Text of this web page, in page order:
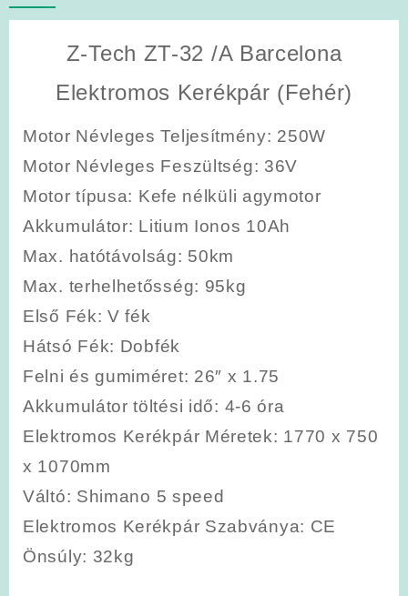
Z-Tech ZT-32 /A Barcelona
Elektromos Kerékpár (Fehér)
Motor Névleges Teljesítmény: 250W
Motor Névleges Feszültség: 36V
Motor típusa: Kefe nélküli agymotor
Akkumulátor: Litium Ionos 10Ah
Max. hatótávolság: 50km
Max. terhelhetősség: 95kg
Első Fék: V fék
Hátsó Fék: Dobfék
Felni és gumiméret: 26″ x 1.75
Akkumulátor töltési idő: 4-6 óra
Elektromos Kerékpár Méretek: 1770 x 750
x 1070mm
Váltó: Shimano 5 speed
Elektromos Kerékpár Szabványa: CE
Önsúly: 32kg